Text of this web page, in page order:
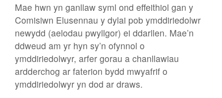
Mae hwn yn ganllaw syml ond effeithiol gan y
Comisiwn Elusennau y dylai pob ymddiriedolwr
newydd (aelodau pwyllgor) ei ddarllen. Mae’n
ddweud am yr hyn sy’n ofynnol o
ymddiriedolwyr, arfer gorau a chanllawiau
ardderchog ar faterion bydd mwyafrif o
ymddiriedolwyr yn dod ar draws.